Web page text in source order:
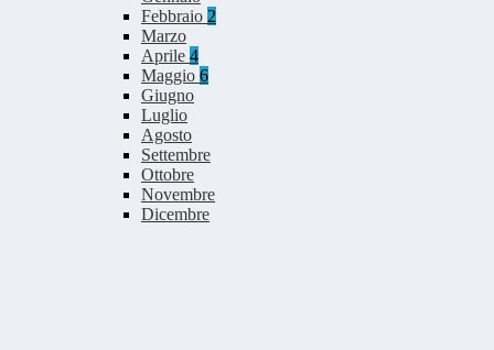
Febbraio 2
Marzo
Aprile 4
Maggio 6
Giugno
Luglio
Agosto
Settembre
Ottobre
Novembre
Dicembre